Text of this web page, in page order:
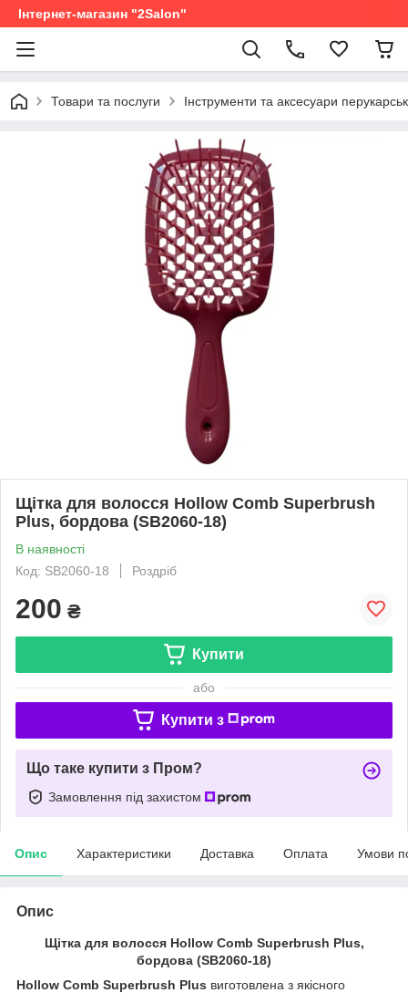
Інтернет-магазин "2Salon"
Товари та послуги Інструменти та аксесуари
Щітка для волосся Hollow Comb Superbrush
Plus, бордова (SB2060-18)
В наявності
Код: SB2060-18
Роздріб
200 ₴
Купити
або
Купити з
Що таке купити з Пром?
Замовлення під захистом
Опис Характеристики Доставка Оплата Умови
Опис
Щітка для волосся Hollow Comb Superbrush Plus,
бордова (SB2060-18)
Hollow Comb Superbrush Plus виготовлена з якісного